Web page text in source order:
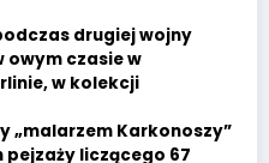
drugiej wojny
owym czasie w
w kolekcji
„malarzem Karkonoszy”
pejzaży liczącego 67